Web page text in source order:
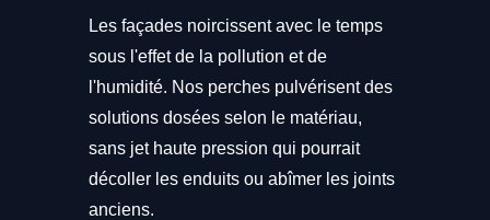
Les façades noircissent avec le temps
sous l'effet de la pollution et de
l'humidité. Nos perches pulvérisent des
solutions dosées selon le matériau,
sans jet haute pression qui pourrait
décoller les enduits ou abîmer les joints
anciens.